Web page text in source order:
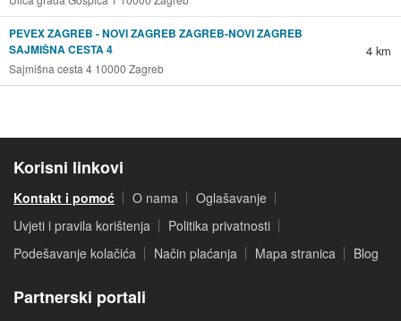
PEVEX ZAGREB - NOVI ZAGREB ZAGREB-NOVI ZAGREB
SAJMIŠNA CESTA 4
Sajmišna cesta 4 10000 Zagreb
4 km
Korisni linkovi
Kontakt i pomoć O nama
Oglašavanje
Uvjeti i pravila korištenja
Politika privatnosti
Podešavanje kolačića
Način plaćanja Mapa stranica Blog
Partnerski portali